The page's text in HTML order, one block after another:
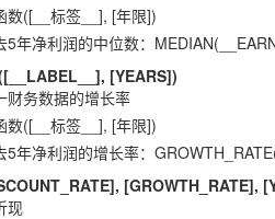
数([__标签__], [年限])
5年净利润的中位数：
[YEARS])
财务数据的增长率
数([__标签__], [年限])
5年净利润的增长率：
[GROWTH_RATE],
现